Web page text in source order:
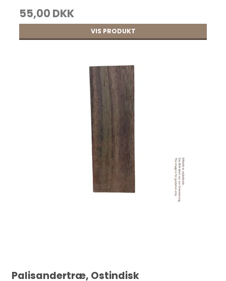
22,00 DKK
30,25 DKK
55,00 DKK
VIS PRODUKT
Palisandertræ, Ostindisk